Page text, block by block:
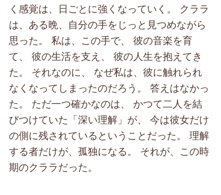
く感覚は、日ごとに強くなっていく。 クララ
は、ある晩、自分の手をじっと見つめながら
思った。 私は、この手で、 彼の音楽を育
て、 彼の生活を支え、 彼の人生を抱えてき
た。 それなのに、 なぜ私は、彼に触れられ
なくなってしまったのだろう。 答えはなかっ
た。 ただ一つ確かなのは、 かつて二人を結
びつけていた「深い理解」が、 今は彼女だけ
の側に残されているということだった。 理解
する者だけが、孤独になる。 それが、この時
期のクララだった。